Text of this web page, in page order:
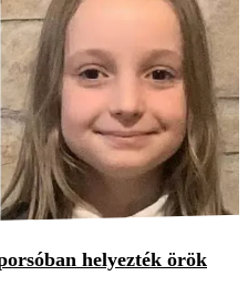
helyezték örök